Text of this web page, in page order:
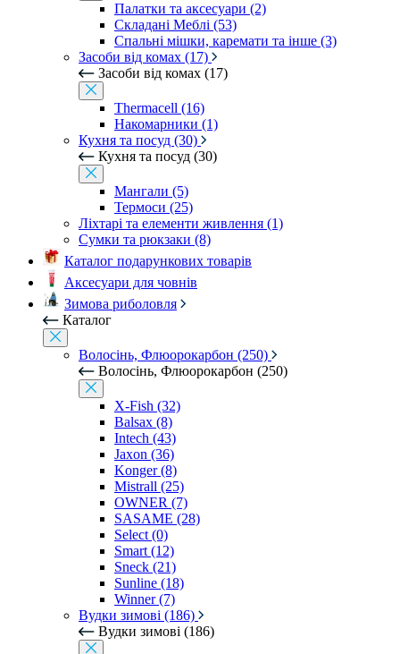
Палатки та аксесуари (2)
Складані Меблі (53)
Спальні мішки, каремати та інше (3)
Засоби від комах (17)
Засоби від комах (17)
Thermacell (16)
Накомарники (1)
Кухня та посуд (30)
Кухня та посуд (30)
Мангали (5)
Термоси (25)
Ліхтарі та елементи живлення (1)
Сумки та рюкзаки (8)
Каталог подарункових товарів
Аксесуари для човнів
Зимова риболовля
Каталог
Волосінь, Флюорокарбон (250)
Волосінь, Флюорокарбон (250)
X-Fish (32)
Balsax (8)
Intech (43)
Jaxon (36)
Konger (8)
Mistrall (25)
OWNER (7)
SASAME (28)
Select (0)
Smart (12)
Sneck (21)
Sunline (18)
Winner (7)
Вудки зимові (186)
Вудки зимові (186)